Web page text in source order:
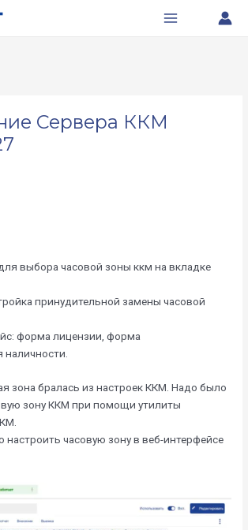
Main
Сервера ККМ
выбора часовой зоны ккм на вкладке
принудительной замены часовой
форма лицензии, форма
зона бралась из настроек ККМ. Надо было
зону ККМ при помощи утилиты
часовую зону в веб-интерфейсе